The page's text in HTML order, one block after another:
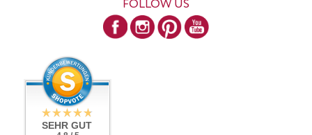
FOLLOW US
SEHR GUT